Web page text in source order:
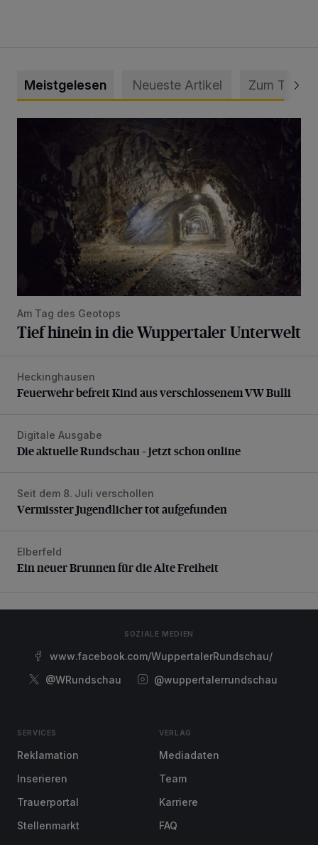
Meistgelesen Neueste Artikel Zum Thema
Am Tag des Geotops
Tief hinein in die Wuppertaler Unterwelt
Feuerwehr befreit Kind aus verschlossenem VW Bulli
Heckinghausen
Feuerwehr befreit Kind aus verschlossenem VW Bulli
Die aktuelle Rundschau – jetzt schon online
Digitale Ausgabe
Die aktuelle Rundschau – jetzt schon online
Vermisster Jugendlicher tot aufgefunden
Seit dem 8. Juli verschollen
Vermisster Jugendlicher tot aufgefunden
Ein neuer Brunnen für die Alte Freiheit
Elberfeld
Ein neuer Brunnen für die Alte Freiheit
SOZIALE MEDIEN
www.facebook.com/WuppertalerRundschau/
@WRundschau
@wuppertalerrundschau
SERVICES
Reklamation
Inserieren
Trauerportal
Stellenmarkt
VERLAG
Mediadaten
Team
Karriere
FAQ